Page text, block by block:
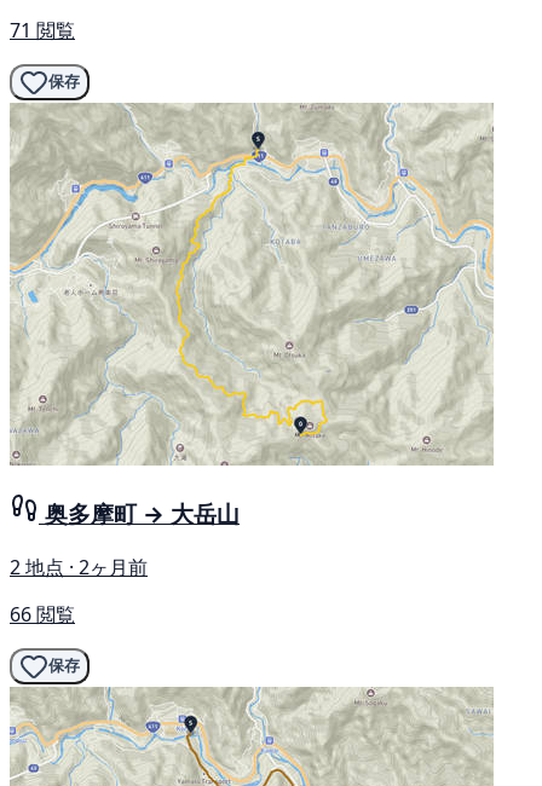
71 閲覧
保存
奥多摩町 → 大岳山
2 地点 · 2ヶ月前
66 閲覧
保存